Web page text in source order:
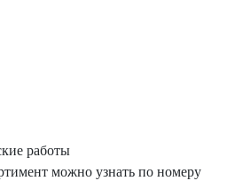
работы
можно узнать по номеру